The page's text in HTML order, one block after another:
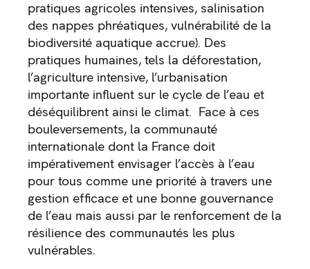
pratiques agricoles intensives, salinisation
des nappes phréatiques, vulnérabilité de la
biodiversité aquatique accrue). Des
pratiques humaines, tels la déforestation,
l’agriculture intensive, l’urbanisation
importante influent sur le cycle de l’eau et
déséquilibrent ainsi le climat. Face à ces
bouleversements, la communauté
internationale dont la France doit
impérativement envisager l’accès à l’eau
pour tous comme une priorité à travers une
gestion efficace et une bonne gouvernance
de l’eau mais aussi par le renforcement de la
résilience des communautés les plus
vulnérables.